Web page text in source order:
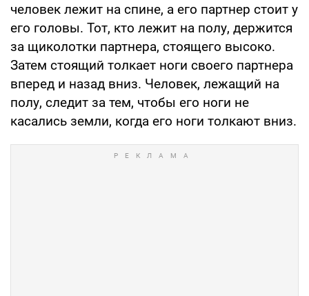
человек лежит на спине, а его партнер стоит у
его головы. Тот, кто лежит на полу, держится
за щиколотки партнера, стоящего высоко.
Затем стоящий толкает ноги своего партнера
вперед и назад вниз. Человек, лежащий на
полу, следит за тем, чтобы его ноги не
касались земли, когда его ноги толкают вниз.